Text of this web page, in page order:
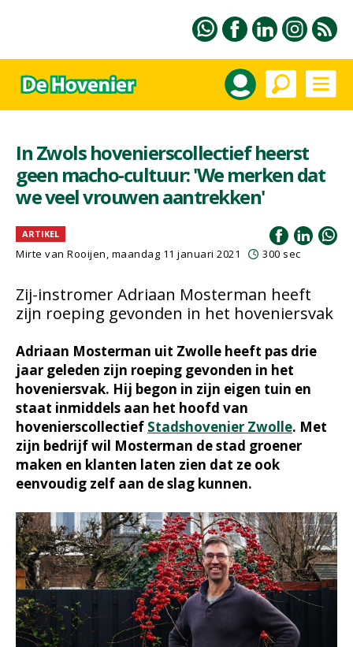
In Zwols hovenierscollectief heerst
geen macho-cultuur: 'We merken dat
we veel vrouwen aantrekken'
ARTIKEL
Mirte van Rooijen, maandag 11 januari 2021 300 sec
Zij-instromer Adriaan Mosterman heeft
zijn roeping gevonden in het hoveniersvak
Adriaan Mosterman uit Zwolle heeft pas drie
jaar geleden zijn roeping gevonden in het
hoveniersvak. Hij begon in zijn eigen tuin en
staat inmiddels aan het hoofd van
hovenierscollectief Stadshovenier Zwolle. Met
zijn bedrijf wil Mosterman de stad groener
maken en klanten laten zien dat ze ook
eenvoudig zelf aan de slag kunnen.